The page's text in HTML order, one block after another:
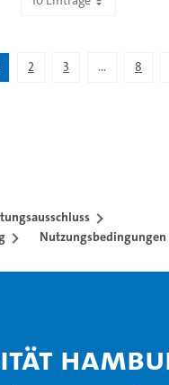
2 3 ... 8
Nutzungsbedingungen